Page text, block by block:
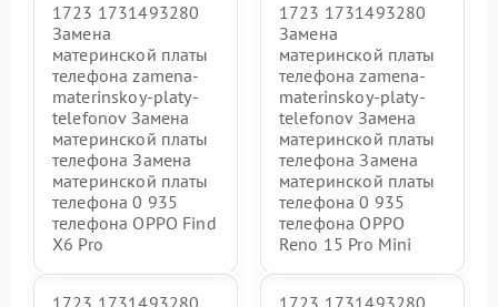
1723 1731493280
Замена
материнской платы
телефона zamena-
materinskoy-platy-
telefonov Замена
материнской платы
телефона Замена
материнской платы
телефона 0 935
телефона OPPO Find
X6 Pro
1723 1731493280
Замена
материнской платы
телефона zamena-
materinskoy-platy-
telefonov Замена
материнской платы
телефона Замена
материнской платы
телефона 0 935
телефона OPPO
Reno 15 Pro Mini